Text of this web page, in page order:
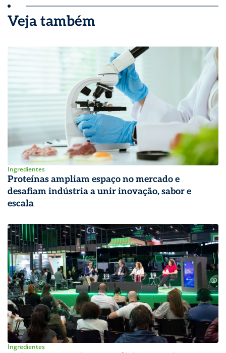
Veja também
Ingredientes
Proteínas ampliam espaço no mercado e
desafiam indústria a unir inovação, sabor e
escala
Ingredientes